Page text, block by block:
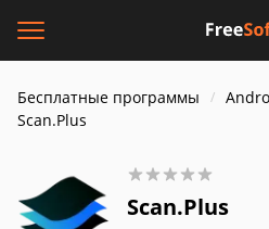
Бесплатные программы
Scan.Plus
Scan.Plus